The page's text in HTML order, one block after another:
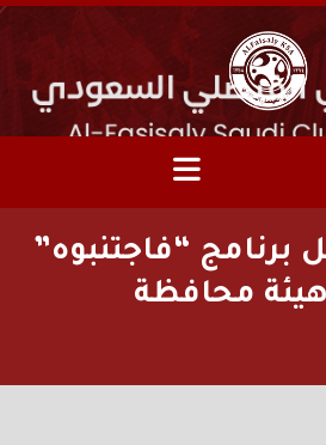
برنامج “فاجتنبوه”
محافظة